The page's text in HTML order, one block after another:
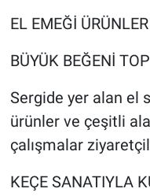
EL EMEĞİ ÜRÜNLER
BÜYÜK BEĞENİ
Sergide yer alan el
ürünler ve çeşitli
çalışmalar
KEÇE SANATIYLA